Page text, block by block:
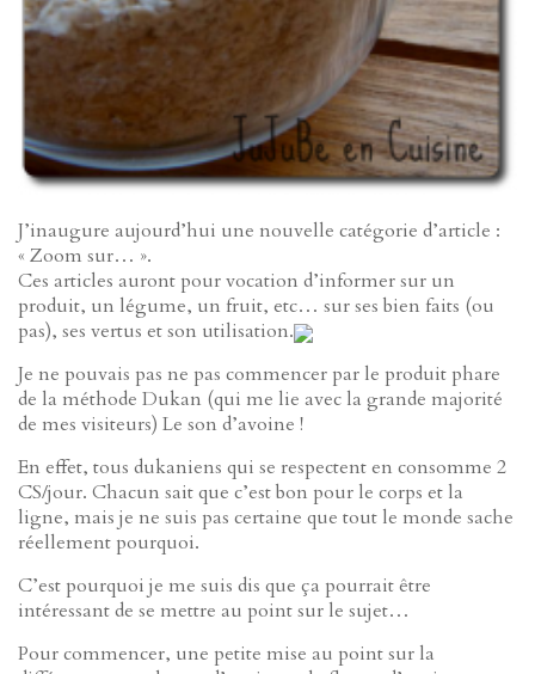
J’inaugure aujourd’hui une nouvelle catégorie d’article :
« Zoom sur… ».
Ces articles auront pour vocation d’informer sur un
produit, un légume, un fruit, etc… sur ses bien faits (ou
pas), ses vertus et son utilisation.
Je ne pouvais pas ne pas commencer par le produit phare
de la méthode Dukan (qui me lie avec la grande majorité
de mes visiteurs) Le son d’avoine !
En effet, tous dukaniens qui se respectent en consomme 2
CS/jour. Chacun sait que c’est bon pour le corps et la
ligne, mais je ne suis pas certaine que tout le monde sache
réellement pourquoi.
C’est pourquoi je me suis dis que ça pourrait être
intéressant de se mettre au point sur le sujet…
Pour commencer, une petite mise au point sur la